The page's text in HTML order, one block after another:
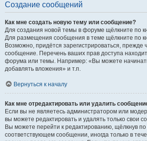
Создание сообщений
Как мне создать новую тему или сообщение?
Для создания новой темы в форуме щёлкните по
Для размещения сообщения в теме щёлкните по
Возможно, придётся зарегистрироваться, прежде
сообщение. Перечень ваших прав доступа
форума или темы. Например: «Вы можете
добавлять вложения» и т.п.
Вернуться к началу
Как мне отредактировать или удалить
Если вы не являетесь администратором или
вы можете редактировать и удалять только свои
Вы можете перейти к редактированию, щёлкнув по
соответствующем сообщении, иногда только в